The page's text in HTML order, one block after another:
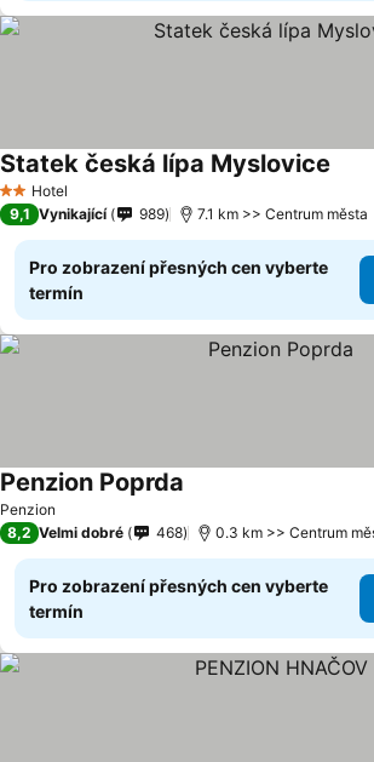
2 Počet hvězdiček
Hotel
Statek česká lípa Myslovice
9,1 Vynikající 989 7.1 km >> Centrum města
Pro zobrazení přesných cen vyberte
termín
Penzion
Penzion Poprda
8,2 Velmi dobré 468 0.3 km >> Centrum
Pro zobrazení přesných cen vyberte
termín